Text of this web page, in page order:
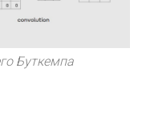
Буткемпа